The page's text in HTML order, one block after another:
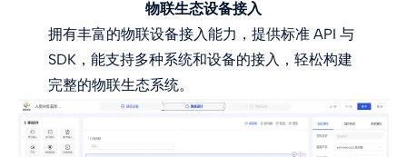
物联生态设备接入
拥有丰富的物联设备接入能力，提供标准 API 与
SDK，能支持多种系统和设备的接入，轻松构建
完整的物联生态系统。